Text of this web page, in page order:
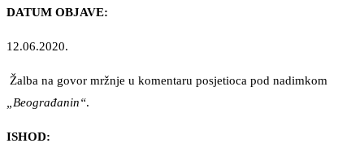
DATUM OBJAVE:
12.06.2020.
Žalba na govor mržnje u komentaru posjetioca pod nadimkom
„Beograđanin“.
ISHOD: